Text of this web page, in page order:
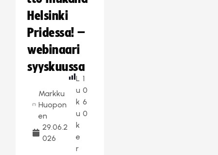
Helsinki
Pridessa! –
webinaari
syyskuussa
Markku
Huopon
en
29.06.2
026
L
u
k
u
k
e
r
1
0
6
0